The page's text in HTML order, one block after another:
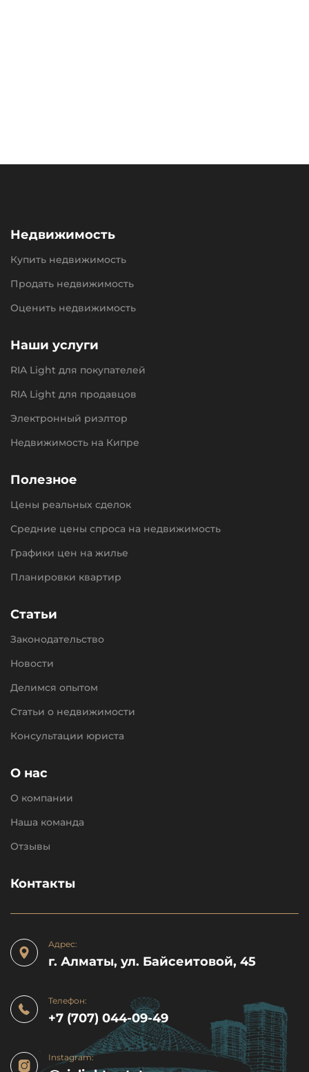
Недвижимость
Купить недвижимость
Продать недвижимость
Оценить недвижимость
Наши услуги
RIA Light для покупателей
RIA Light для продавцов
Электронный риэлтор
Недвижимость на Кипре
Полезное
Цены реальных сделок
Средние цены спроса на недвижимость
Графики цен на жилье
Планировки квартир
Статьи
Законодательство
Новости
Делимся опытом
Статьи о недвижимости
Консультации юриста
О нас
О компании
Наша команда
Отзывы
Контакты
Адрес:
г. Алматы, ул. Байсеитовой, 45
Телефон:
+7 (707) 044-09-49
Instagram: